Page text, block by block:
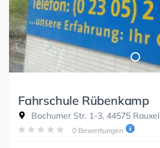
Fahrschule Rübenkamp
Bochumer Str. 1-3, 44575 Rauxel
0 Bewertungen